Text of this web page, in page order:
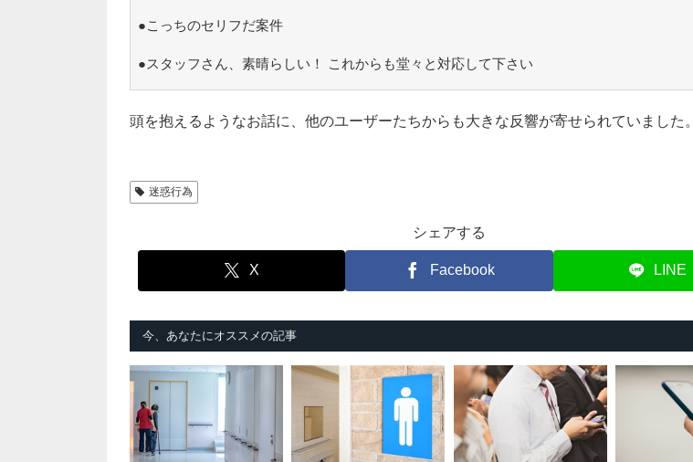
●こっちのセリフだ案件
●スタッフさん、素晴らしい！ これからも堂々と対応して下さい
頭を抱えるようなお話に、他のユーザーたちからも大きな反響が寄せられていました。
迷惑行為
シェアする
X Facebook LINE
今、あなたにオススメの記事